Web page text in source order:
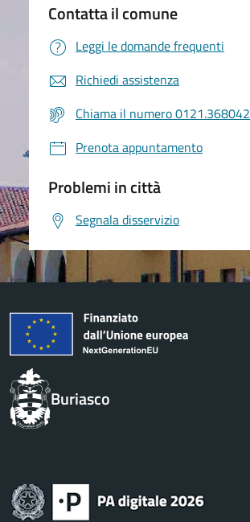
Contatta il comune
Leggi le domande frequenti
Richiedi assistenza
Chiama il numero 0121.368042
Prenota appuntamento
Problemi in città
Segnala disservizio
Buriasco